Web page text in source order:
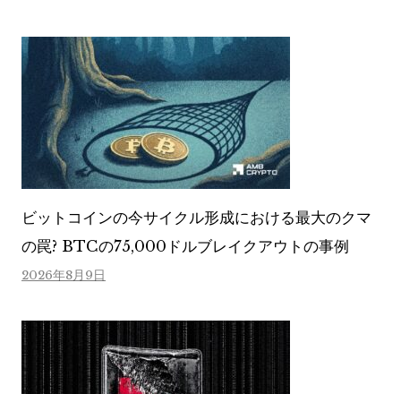
ビットコインの今サイクル形成における最大のクマ
の罠? BTCの75,000ドルブレイクアウトの事例
2026年8月9日